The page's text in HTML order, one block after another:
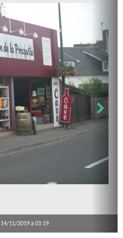
14/11/2019 à 03:19